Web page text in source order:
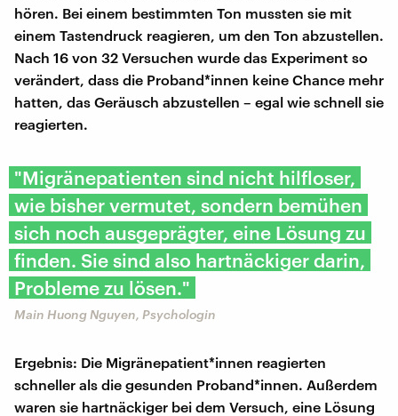
hören. Bei einem bestimmten Ton mussten sie mit
einem Tastendruck reagieren, um den Ton abzustellen.
Nach 16 von 32 Versuchen wurde das Experiment so
verändert, dass die Proband*innen keine Chance mehr
hatten, das Geräusch abzustellen – egal wie schnell sie
reagierten.
"Migränepatienten sind nicht hilfloser,
wie bisher vermutet, sondern bemühen
sich noch ausgeprägter, eine Lösung zu
finden. Sie sind also hartnäckiger darin,
Probleme zu lösen."
Main Huong Nguyen, Psychologin
Ergebnis: Die Migränepatient*innen reagierten
schneller als die gesunden Proband*innen. Außerdem
waren sie hartnäckiger bei dem Versuch, eine Lösung